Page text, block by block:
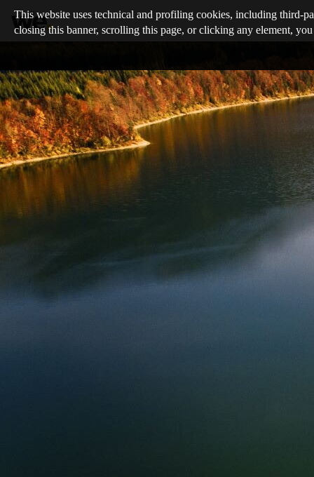
This website uses technical and profiling cookies, including third-
closing this banner, scrolling this page, or clicking any element,